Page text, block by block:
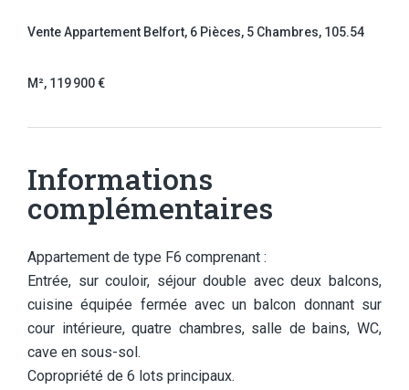
Vente Appartement Belfort, 6 Pièces, 5 Chambres, 105.54
M², 119 900 €
Informations
complémentaires
Appartement de type F6 comprenant :
Entrée, sur couloir, séjour double avec deux balcons,
cuisine équipée fermée avec un balcon donnant sur
cour intérieure, quatre chambres, salle de bains, WC,
cave en sous-sol.
Copropriété de 6 lots principaux.